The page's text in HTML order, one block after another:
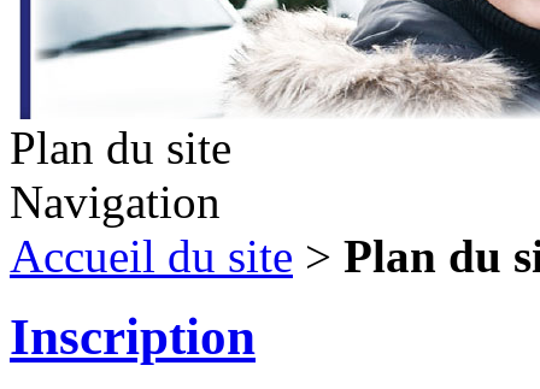
Plan du site
Navigation
Accueil du site > Plan du
Inscription